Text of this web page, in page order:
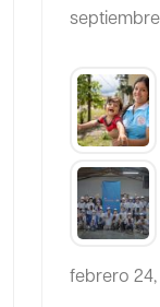
febrero 24,